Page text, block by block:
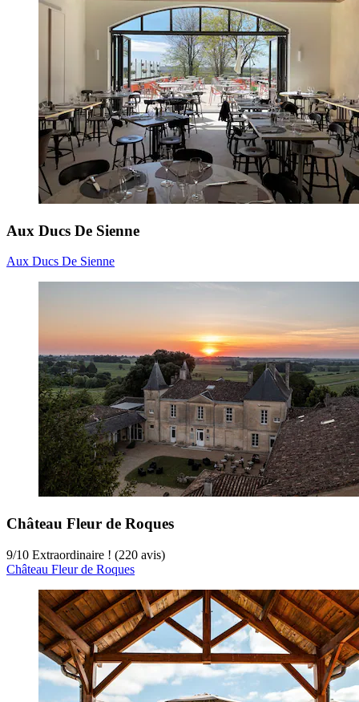
Aux Ducs De Sienne
Aux Ducs De Sienne
Château Fleur de Roques
9/10 Extraordinaire ! (220 avis)
Château Fleur de Roques